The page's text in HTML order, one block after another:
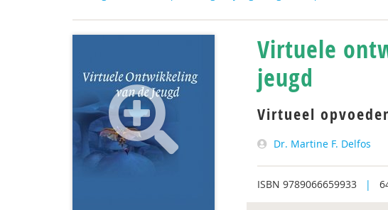
Virtuele
jeugd
Virtueel
Dr. Martine F. Delfos
ISBN 9789066659933 |